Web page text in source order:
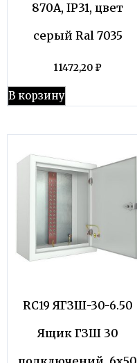
870А, IP31, цвет
серый Ral 7035
11472,20 ₽
В корзину
RC19 ЯГЗШ-30-6.50
Ящик ГЗШ 30